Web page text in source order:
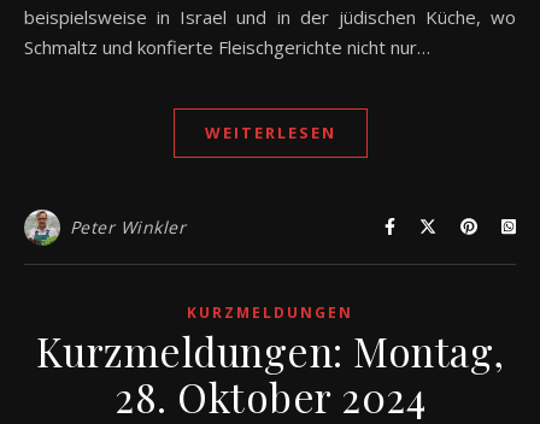
beispielsweise in Israel und in der jüdischen Küche, wo
Schmaltz und konfierte Fleischgerichte nicht nur…
WEITERLESEN
Peter Winkler
KURZMELDUNGEN
Kurzmeldungen: Montag,
28. Oktober 2024